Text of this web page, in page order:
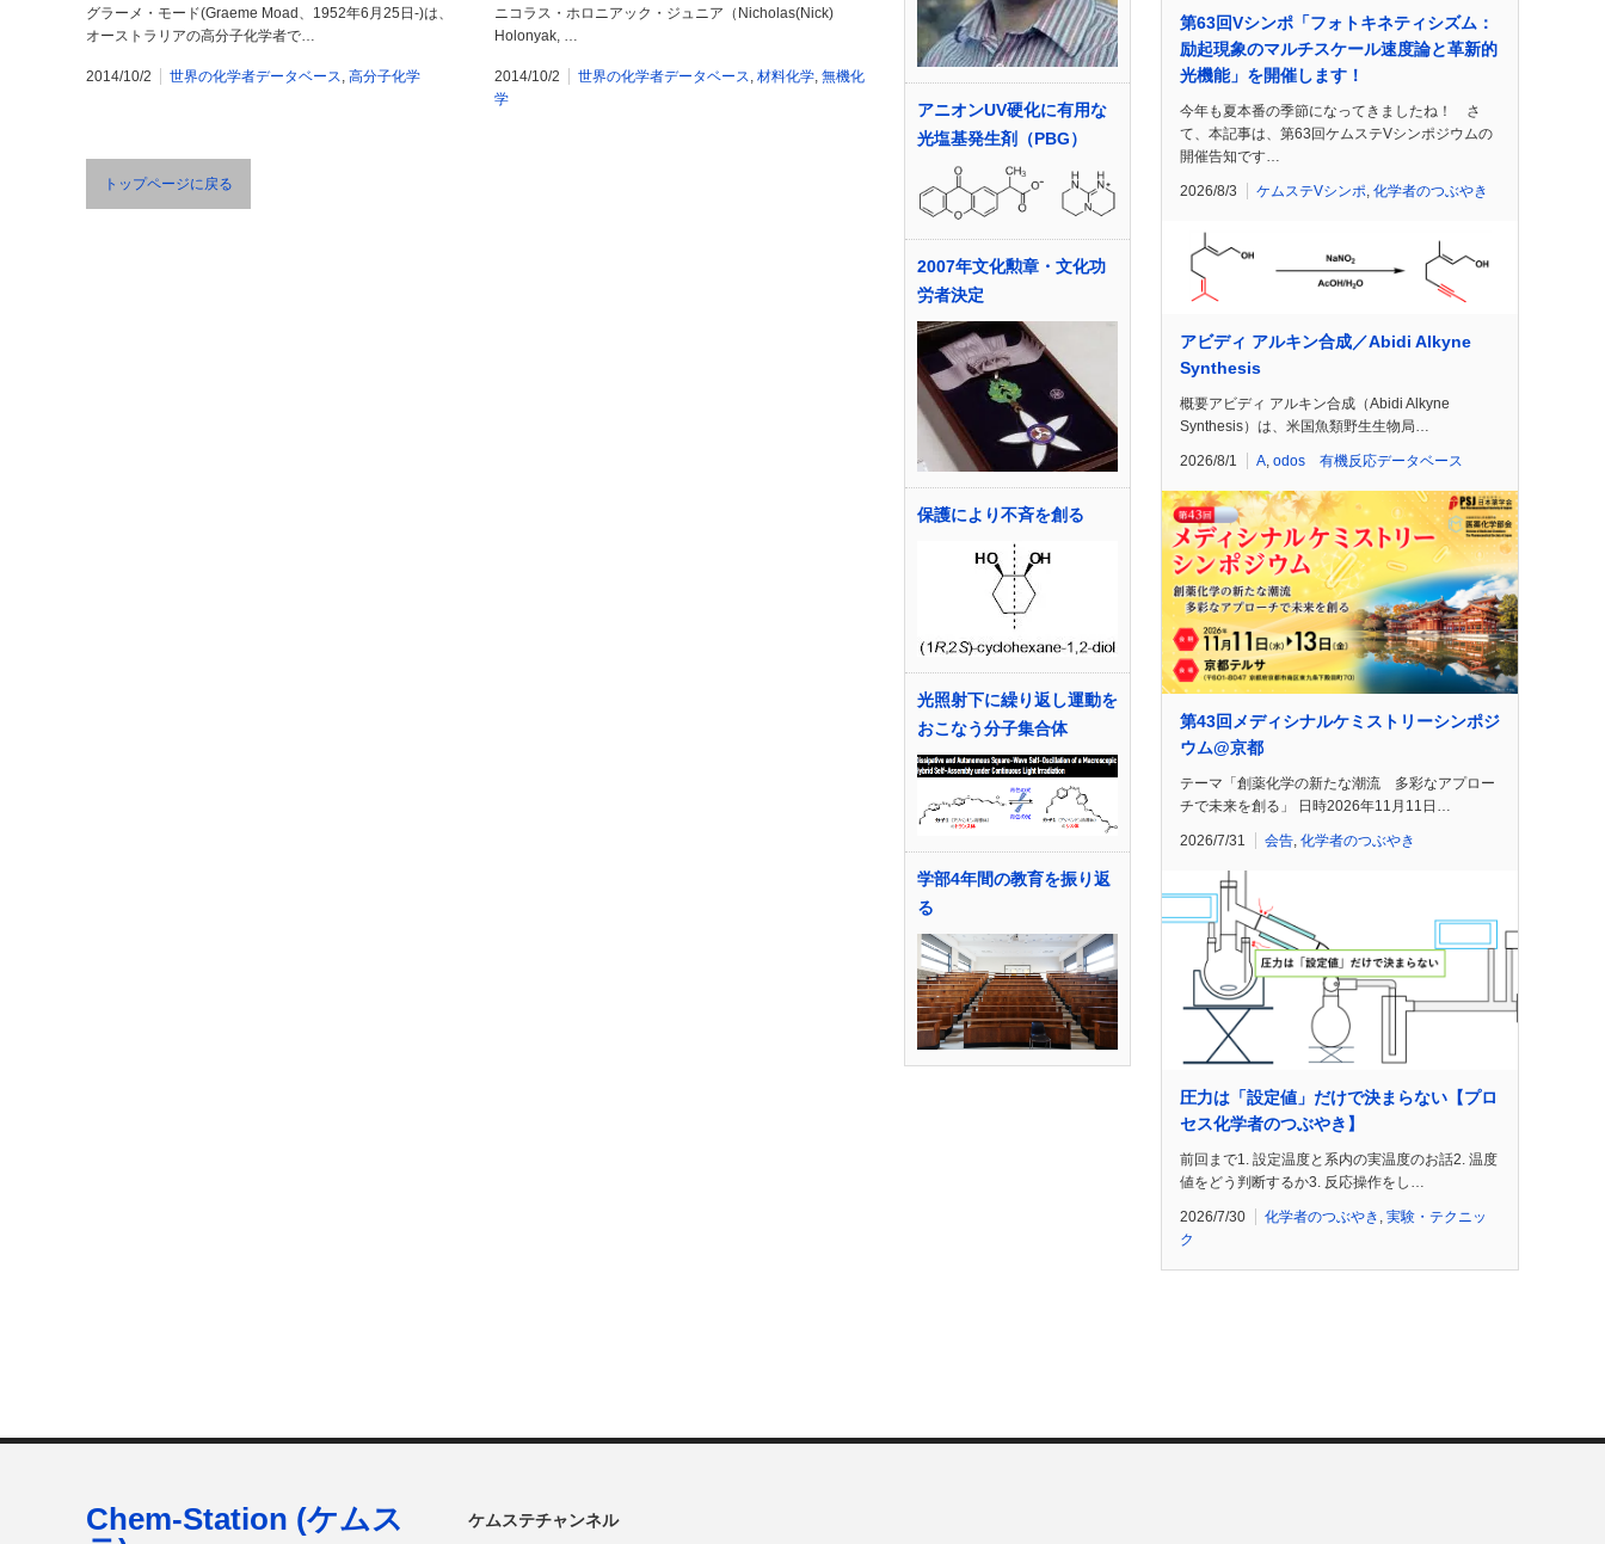
グラーメ・モード(Graeme Moad、1952年6月25日-)は、
オーストラリアの高分子化学者で…
2014/10/2 世界の化学者データベース, 高分子化学
ニコラス・ホロニアック・ジュニア（Nicholas(Nick)
Holonyak, …
2014/10/2 世界の化学者データベース, 材料化学, 無機化
学
トップページに戻る
アニオンUV硬化に有用な
光塩基発生剤（PBG）
2007年文化勲章・文化功
労者決定
保護により不斉を創る
光照射下に繰り返し運動を
おこなう分子集合体
学部4年間の教育を振り返
る
第63回Vシンポ「フォトキネティシズム：
励起現象のマルチスケール速度論と革新的
光機能」を開催します！
今年も夏本番の季節になってきましたね！ さ
て、本記事は、第63回ケムステVシンポジウムの
開催告知です…
2026/8/3 ケムステVシンポ 化学者のつぶやき
アビディ アルキン合成／Abidi Alkyne
Synthesis
概要アビディ アルキン合成（Abidi Alkyne
Synthesis）は、米国魚類野生生物局…
2026/8/1 A odos 有機反応データベース
第43回メディシナルケミストリーシンポジ
ウム@京都
テーマ「創薬化学の新たな潮流 多彩なアプロー
チで未来を創る」 日時2026年11月11日…
2026/7/31 会告, 化学者のつぶやき
圧力は「設定値」だけで決まらない【プロ
セス化学者のつぶやき】
前回まで1. 設定温度と系内の実温度のお話2. 温度
値をどう判断するか3. 反応操作をし…
2026/7/30 化学者のつぶやき , 実験・テクニッ
ク
ケムステチャンネル
Chem-Station (ケムス